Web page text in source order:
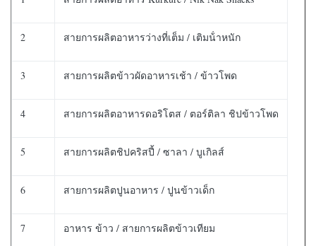
2 สายการผลิตอาหารว่างที่เต็ม / เติมน้ําหนัก
3 สายการผลิตข้าวผัดอาหารเช้า / ข้าวโพด
4 สายการผลิตอาหารดอริโตส / ตอร์ติลา ชิปข้าวโพด
5 สายการผลิตชิปคริสปี้ / ซาลา / บูเกิลส์
6 สายการผลิตปูนอาหาร / ปูนข้าวเด็ก
7 อาหาร ข้าว / สายการผลิตข้าวเทียม